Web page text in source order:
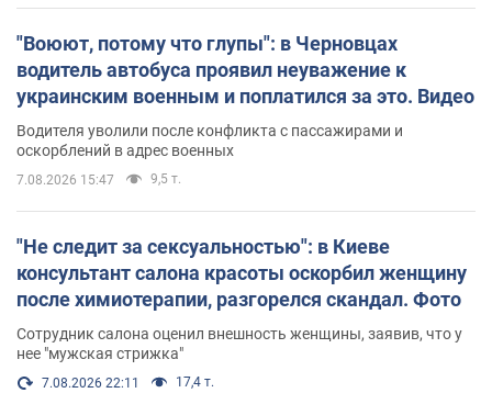
"Воюют, потому что глупы": в Черновцах
водитель автобуса проявил неуважение к
украинским военным и поплатился за это. Видео
Водителя уволили после конфликта с пассажирами и
оскорблений в адрес военных
7.08.2026 15:47 9,5 т.
"Не следит за сексуальностью": в Киеве
консультант салона красоты оскорбил женщину
после химиотерапии, разгорелся скандал. Фото
Сотрудник салона оценил внешность женщины, заявив, что у
нее "мужская стрижка"
7.08.2026 22:11 17,4 т.